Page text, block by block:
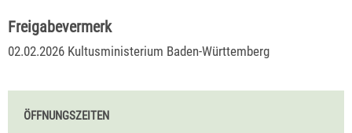
Freigabevermerk
02.02.2026 Kultusministerium Baden-Württemberg
ÖFFNUNGSZEITEN